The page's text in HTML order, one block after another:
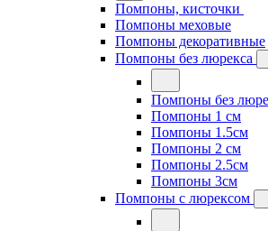
Помпоны, кисточки
Помпоны меховые
Помпоны декоративные
Помпоны без люрекса
Помпоны без
Помпоны 1 см
Помпоны 1.5см
Помпоны 2 см
Помпоны 2.5см
Помпоны 3см
Помпоны с люрексом